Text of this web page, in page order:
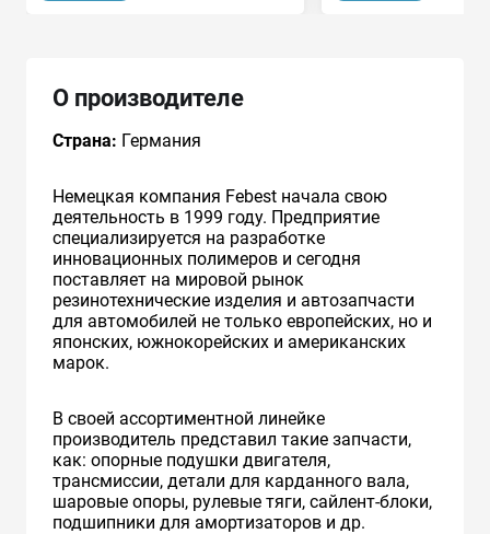
О производителе
Страна: Германия
Немецкая компания Febest начала свою
деятельность в 1999 году. Предприятие
специализируется на разработке
инновационных полимеров и сегодня
поставляет на мировой рынок
резинотехнические изделия и автозапчасти
для автомобилей не только европейских, но и
японских, южнокорейских и американских
марок.
В своей ассортиментной линейке
производитель представил такие запчасти,
как: опорные подушки двигателя,
трансмиссии, детали для карданного вала,
шаровые опоры, рулевые тяги, сайлент-блоки,
подшипники для амортизаторов и др.